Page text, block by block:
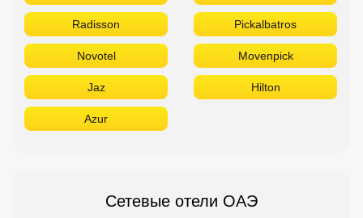
Radisson Pickalbatros
Novotel Movenpick
Jaz Hilton
Azur
Сетевые отели ОАЭ